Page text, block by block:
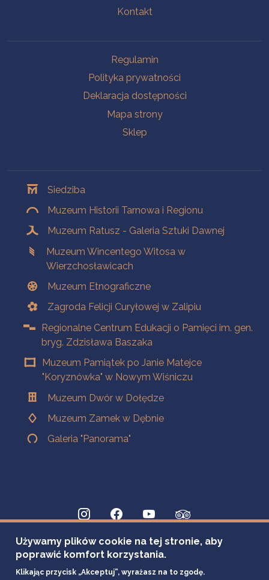
Kontakt
Regulamin
Polityka prywatności
Deklaracja dostępności
Mapa strony
Sklep
Siedziba
Muzeum Historii Tarnowa i Regionu
Muzeum Ratusz - Galeria Sztuki Dawnej
Muzeum Wincentego Witosa w
Wierzchosławicach
Muzeum Etnograficzne
Zagroda Felicji Curyłowej w Zalipiu
Regionalne Centrum Edukacji o Pamięci im. gen.
bryg. Zdzisława Baszaka
Muzeum Pamiątek po Janie Matejce
"Koryznówka" w Nowym Wiśniczu
Muzeum Dwór w Dołędze
Muzeum Zamek w Dębnie
Galeria "Panorama"
Używamy plików cookie na tej stronie, aby
poprawić komfort korzystania.
Klikając przycisk „Akceptuj”, wyrażasz na to zgodę.